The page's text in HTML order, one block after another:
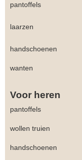
pantoffels
laarzen
handschoenen
wanten
Voor heren
pantoffels
wollen truien
handschoenen